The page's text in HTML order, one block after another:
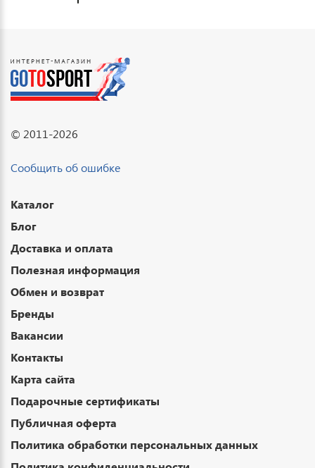
© 2011-2026
Сообщить об ошибке
Каталог
Блог
Доставка и оплата
Полезная информация
Обмен и возврат
Бренды
Вакансии
Контакты
Карта сайта
Подарочные сертификаты
Публичная оферта
Политика обработки персональных данных